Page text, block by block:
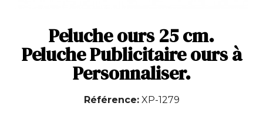
Peluche ours 25 cm.
Peluche Publicitaire ours à
Personnaliser.
Référence XP-1279